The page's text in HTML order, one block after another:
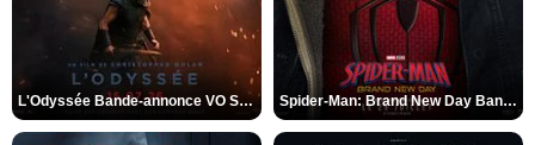
L'Odyssée Bande-annonce VO STFR Spider-Man: Brand New Day Bande-annonce VO STFR